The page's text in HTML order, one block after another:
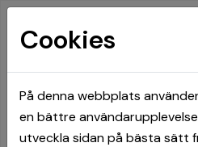
Hem Mina sidor
Cookies
På denna webbplats
en bättre
utveckla sidan på bästa sätt